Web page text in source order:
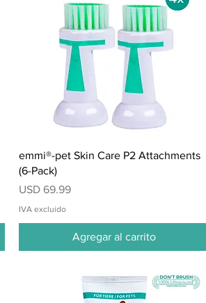
Vista rápida
emmi®-pet Skin Care P2 Attachments
(6-Pack)
Precio
USD 69.99
IVA excluido
Agregar al carrito